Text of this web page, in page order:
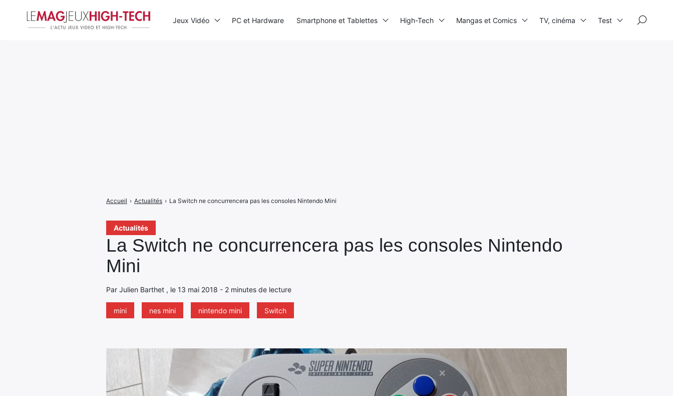
Actualités
La Switch ne concurrencera pas les consoles Nintendo
Mini
Par Julien Barthet , le 13 mai 2018 - 2 minutes de lecture
mini nes mini nintendo mini Switch
Accueil › Actualités › La Switch ne concurrencera pas les consoles Nintendo Mini
Jeux Vidéo PC et Hardware Smartphone et Tablettes High-Tech Mangas et Comics TV, cinéma Test